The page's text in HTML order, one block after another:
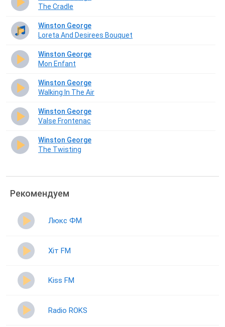
The Cradle
Winston George
Loreta And Desirees Bouquet
Winston George
Mon Enfant
Winston George
Walking In The Air
Winston George
Valse Frontenac
Winston George
The Twisting
Рекомендуем
Люкс ФМ
Хіт FM
Kiss FM
Radio ROKS